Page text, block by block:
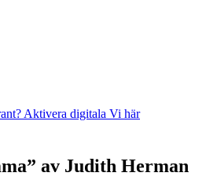
Aktivera digitala Vi här
av Judith Herman